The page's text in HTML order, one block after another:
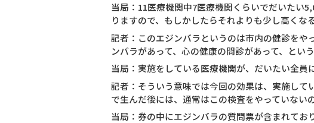
当局：11医療機関中7医療機関くらいでだいたい
りますので、もしかしたらそれよりも少し高くな
記者：このエジンバラというのは市内の健診を
ンバラがあって、心の健康の問診があって、とい
当局：実施をしている医療機関が、だいたい全員
記者：そういう意味では今回の効果は、実施し
で生んだ後には、通常はこの検査をやっていない
当局：券の中にエジンバラの質問票が含まれてお